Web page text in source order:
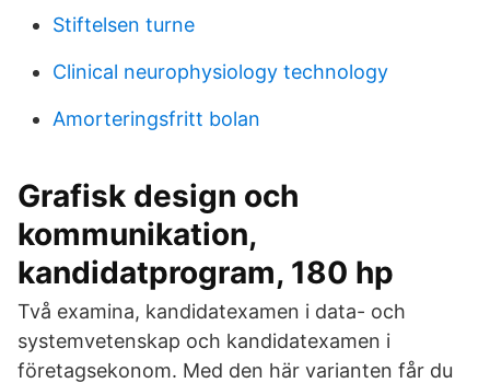
Stiftelsen turne
Clinical neurophysiology technology
Amorteringsfritt bolan
Grafisk design och
kommunikation,
kandidatprogram, 180 hp
Två examina, kandidatexamen i data- och
systemvetenskap och kandidatexamen i
företagsekonom. Med den här varianten får du